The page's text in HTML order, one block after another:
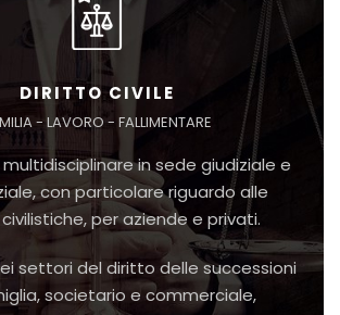
DIRITTO CIVILE
- LAVORO - FALLIMENTARE
in sede giudiziale e
con particolare riguardo alle
per aziende e privati.
settori del diritto delle successioni
societario e commerciale,